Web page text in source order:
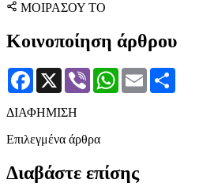
ΜΟΙΡΑΣΟΥ ΤΟ
Κοινοποίηση άρθρου
Facebook
X Viber WhatsApp
Email
ΔΙΑΦΗΜΙΣΗ
Επιλεγμένα άρθρα
Διαβάστε επίσης